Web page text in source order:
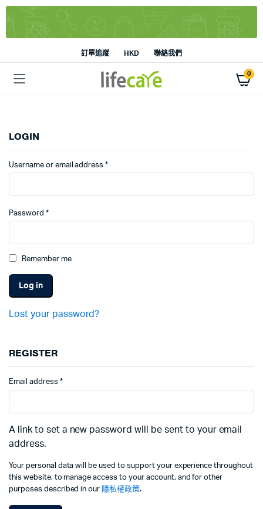
訂單追蹤 HKD 聯絡我們
0
LOGIN
Username or email address*
Password *
Remember me
Log in
Lost your password?
REGISTER
Email address *
A link to set a new password will be sent to your email
address.
Your personal data will be used to support your experience throughout
this website, to manage access to your account, and for other
purposes described in our 隱私權政策.